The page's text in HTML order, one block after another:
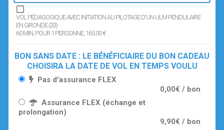
VOL PÉDAGOGIQUE AVEC INITIATION AU PILOTAGE D'UN ULM PENDULAIRE
EN GIRONDE (33)
60 MIN, POUR 1 PERSONNE, 165.00 €
BON SANS DATE : LE BÉNÉFICIAIRE DU BON CADEAU
CHOISIRA LA DATE DE VOL EN TEMPS VOULU
Pas d'assurance FLEX
0,00€ / bon
Assurance FLEX (échange et
prolongation)
9,90€ / bon